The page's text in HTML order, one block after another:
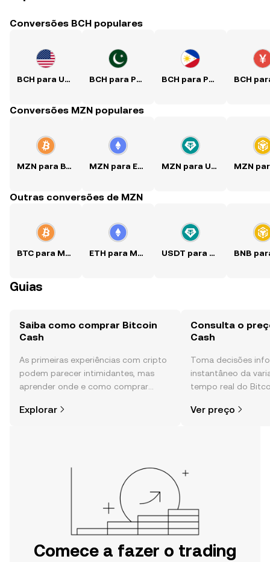
Conversões BCH populares
BCH para USD BCH para PKR BCH para PHP
Conversões MZN populares
MZN para BTC MZN para ETH MZN para USDT
Outras conversões de MZN
BTC para MZN ETH para MZN USDT para MZN
Guias
Saiba como comprar Bitcoin
Cash
As primeiras experiências com cripto
podem parecer intimidantes, mas
aprender onde e como comprar
Começa a tua viagem na aplicação
Explorar
Consulta o
Cash
Toma decisões
instantâneo da
tempo real do
e muito mais.
Ver preço
Comece a fazer o trading